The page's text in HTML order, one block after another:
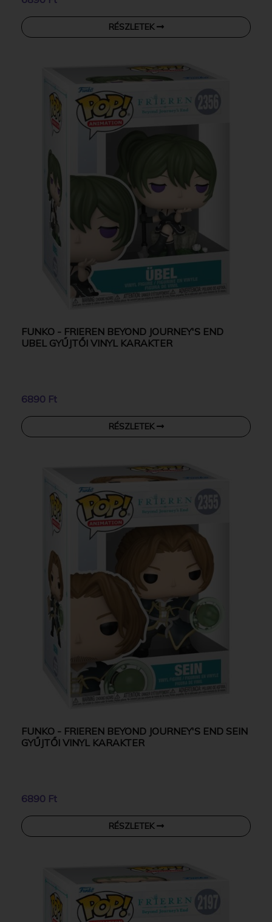
RÉSZLETEK
FUNKO - FRIEREN BEYOND JOURNEY'S END
UBEL GYŰJTŐI VINYL KARAKTER
6890 Ft
RÉSZLETEK
FUNKO - FRIEREN BEYOND JOURNEY'S END SEIN
GYŰJTŐI VINYL KARAKTER
6890 Ft
RÉSZLETEK